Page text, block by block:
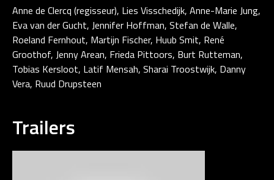
Anne de Clercq (regisseur), Lies Visschedijk, Anne-Marie Jung,
Eva van der Gucht, Jennifer Hoffman, Stefan de Walle,
Roeland Fernhout, Martijn Fischer, Huub Smit, René
Groothof, Jenny Arean, Frieda Pittoors, Burt Rutteman,
Tobias Kersloot, Latif Mensah, Sharai Troostwijk, Danny
Vera, Ruud Drupsteen
Trailers